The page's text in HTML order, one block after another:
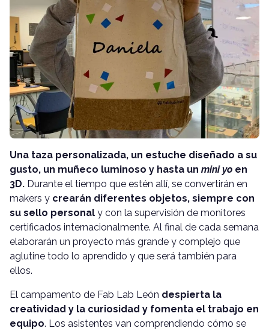
Una taza personalizada, un estuche diseñado a su
gusto, un muñeco luminoso y hasta un mini yo en
3D. Durante el tiempo que estén allí, se convertirán en
makers y crearán diferentes objetos, siempre con
su sello personal y con la supervisión de monitores
certificados internacionalmente. Al final de cada semana
elaborarán un proyecto más grande y complejo que
aglutine todo lo aprendido y que será también para
ellos.
El campamento de Fab Lab León despierta la
creatividad y la curiosidad y fomenta el trabajo en
equipo. Los asistentes van comprendiendo cómo se